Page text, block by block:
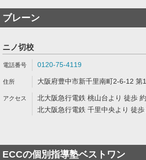
ブレーン
ニノ切校
0120-75-4119
大阪府豊中市新千里南町2-6-12 第
北大阪急行電鉄 桃山台より 徒歩
北大阪急行電鉄 千里中央より 徒
ECCの個別指導塾ベストワン